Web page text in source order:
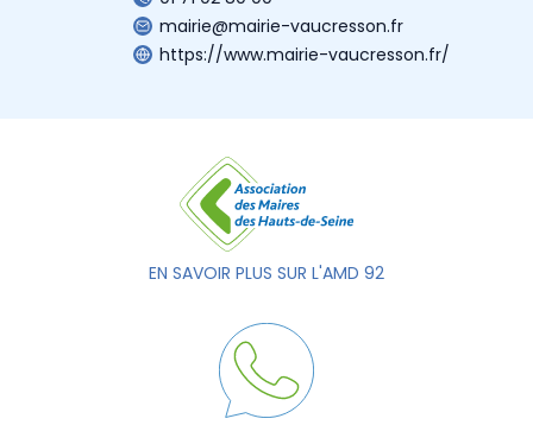
mairie@mairie-vaucresson.fr
https://www.mairie-vaucresson.fr/
EN SAVOIR PLUS SUR L'AMD 92